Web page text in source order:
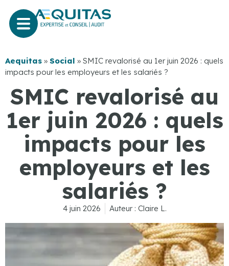
Aequitas » Social » SMIC revalorisé au 1er juin 2026 : quels
impacts pour les employeurs et les salariés ?
SMIC revalorisé au
1er juin 2026 : quels
impacts pour les
employeurs et les
salariés ?
4 juin 2026 Auteur : Claire L.